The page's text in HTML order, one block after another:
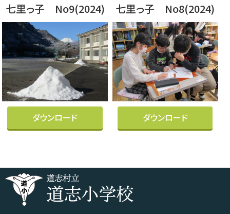
七里っ子 No9(2024)
ダウンロード
七里っ子 No8(2024)
ダウンロード